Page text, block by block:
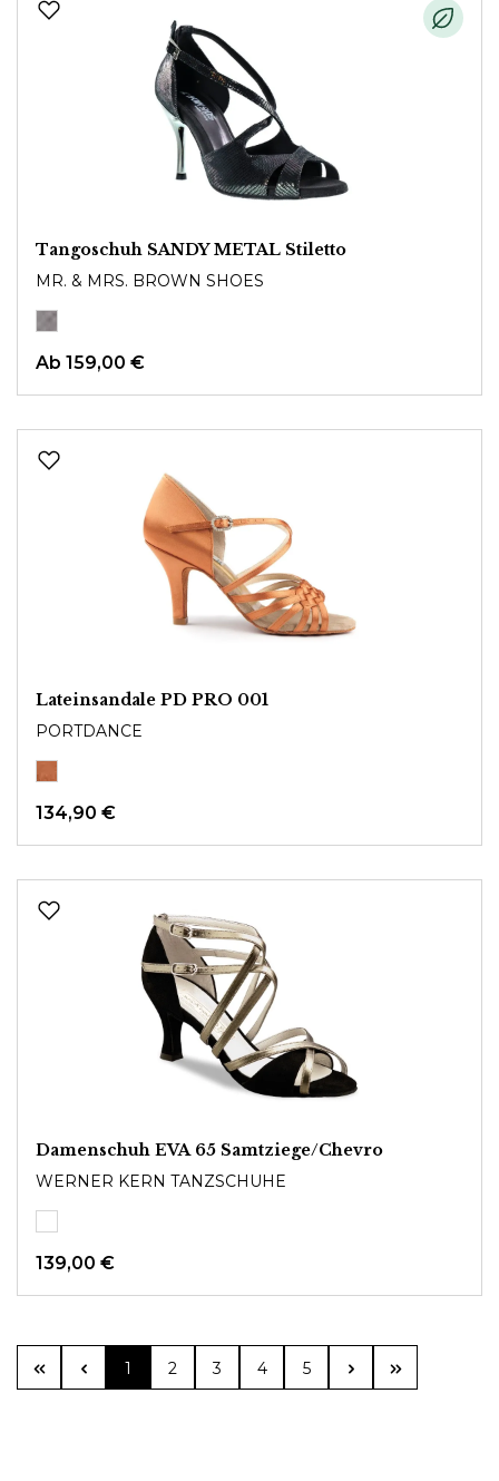
Tangoschuh SANDY METAL Stiletto
MR. & MRS. BROWN SHOES
Ab 159,00 €
Lateinsandale PD PRO 001
PORTDANCE
134,90 €
Damenschuh EVA 65 Samtziege/Chevro
WERNER KERN TANZSCHUHE
139,00 €
Seite
1 Seite
2 Seite
3 Seite
4 Seite
5